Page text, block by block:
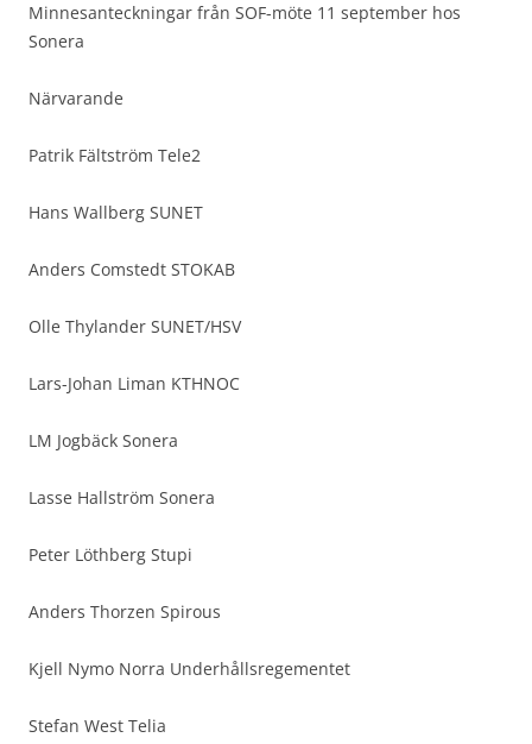
Minnesanteckningar från SOF-möte 11 september hos
Sonera
Närvarande
Patrik Fältström Tele2
Hans Wallberg SUNET
Anders Comstedt STOKAB
Olle Thylander SUNET/HSV
Lars-Johan Liman KTHNOC
LM Jogbäck Sonera
Lasse Hallström Sonera
Peter Löthberg Stupi
Anders Thorzen Spirous
Kjell Nymo Norra Underhållsregementet
Stefan West Telia